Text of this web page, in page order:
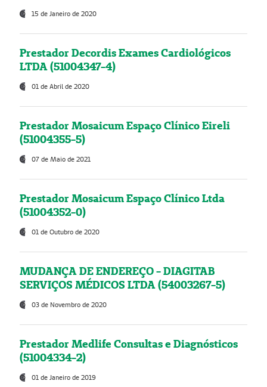
15 de Janeiro de 2020
Prestador Decordis Exames Cardiológicos
LTDA (51004347-4)
01 de Abril de 2020
Prestador Mosaicum Espaço Clínico Eireli
(51004355-5)
07 de Maio de 2021
Prestador Mosaicum Espaço Clínico Ltda
(51004352-0)
01 de Outubro de 2020
MUDANÇA DE ENDEREÇO - DIAGITAB
SERVIÇOS MÉDICOS LTDA (54003267-5)
03 de Novembro de 2020
Prestador Medlife Consultas e Diagnósticos
(51004334-2)
01 de Janeiro de 2019